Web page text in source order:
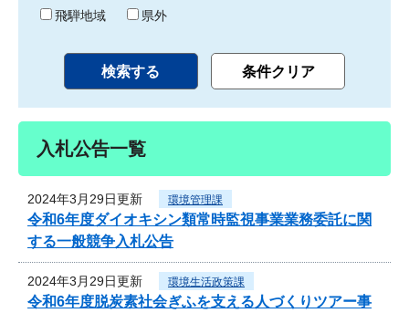
飛騨地域
県外
入札公告一覧
2024年3月29日更新 環境管理課
令和6年度ダイオキシン類常時監視事業業務委託に関
する一般競争入札公告
2024年3月29日更新 環境生活政策課
令和6年度脱炭素社会ぎふを支える人づくりツアー事